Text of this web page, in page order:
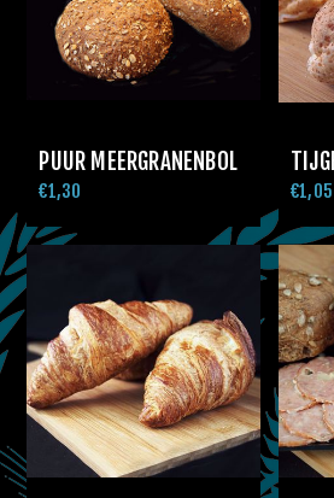
PUUR MEERGRANENBOL
€1,30 €1,05